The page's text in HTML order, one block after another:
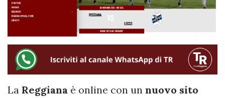
La Reggiana è online con un nuovo sito